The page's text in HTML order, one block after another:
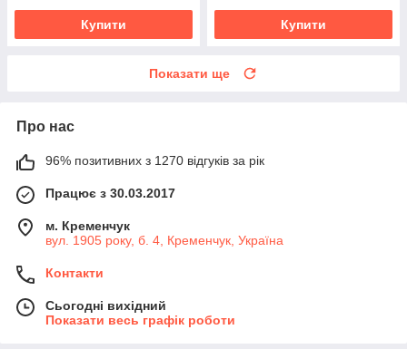
Купити Купити
Показати ще
Про нас
96% позитивних з 1270 відгуків за рік
Працює з 30.03.2017
м. Кременчук
вул. 1905 року, б. 4, Кременчук, Україна
Контакти
Сьогодні вихідний
Показати весь графік роботи